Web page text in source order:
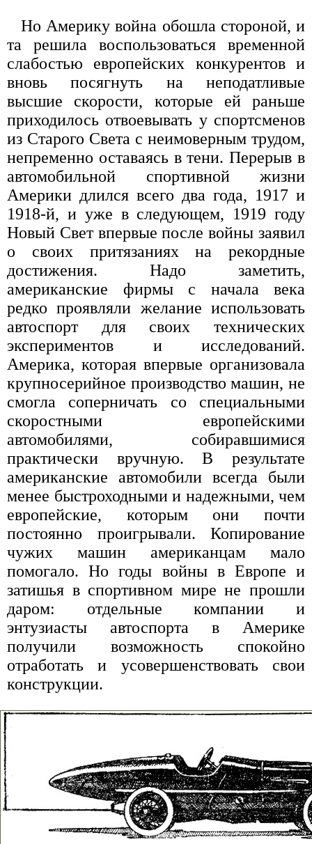
Но Америку война обошла стороной, и
та решила воспользоваться временной
слабостью европейских конкурентов и
вновь посягнуть на неподатливые
высшие скорости, которые ей раньше
приходилось отвоевывать у спортсменов
из Старого Света с неимоверным трудом,
непременно оставаясь в тени. Перерыв в
автомобильной спортивной жизни
Америки длился всего два года, 1917 и
1918-й, и уже в следующем, 1919 году
Новый Свет впервые после войны заявил
о своих притязаниях на рекордные
достижения. Надо заметить,
американские фирмы с начала века
редко проявляли желание использовать
автоспорт для своих технических
экспериментов и исследований.
Америка, которая впервые организовала
крупносерийное производство машин, не
смогла соперничать со специальными
скоростными европейскими
автомобилями, собиравшимися
практически вручную. В результате
американские автомобили всегда были
менее быстроходными и надежными, чем
европейские, которым они почти
постоянно проигрывали. Копирование
чужих машин американцам мало
помогало. Но годы войны в Европе и
затишья в спортивном мире не прошли
даром: отдельные компании и
энтузиасты автоспорта в Америке
получили возможность спокойно
отработать и усовершенствовать свои
конструкции.